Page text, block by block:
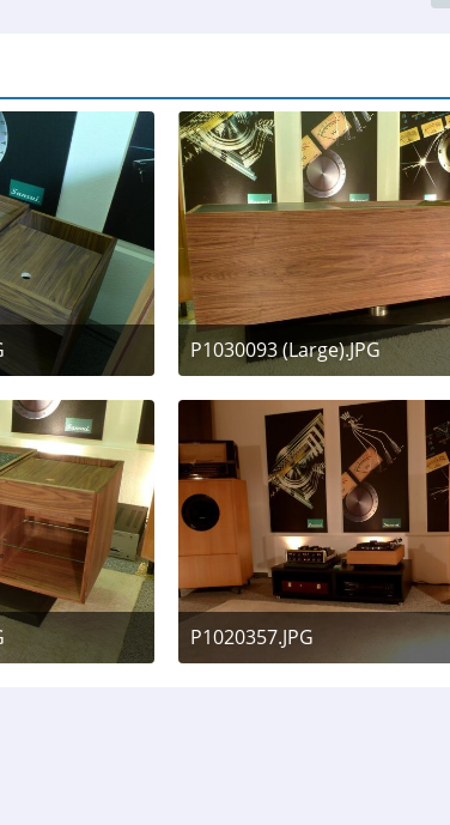
11:30
P1030093 (Large).JPG
17. Juli 2011 um 11:30
11:30
P1020357.JPG
15. Februar 2011 um